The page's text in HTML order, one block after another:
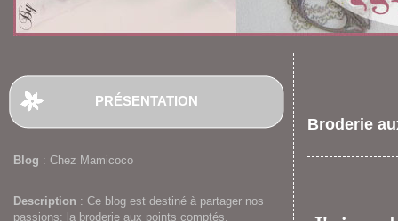
PRÉSENTATION
Blog : Chez Mamicoco
Description : Ce blog est destiné à partager nos
passions: la broderie aux points comptés,
Broderie